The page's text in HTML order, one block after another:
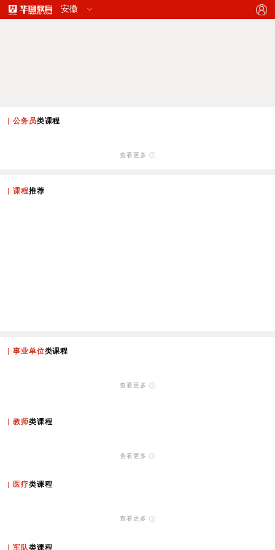
公务员类课程
查看更多
课程推荐
事业单位类课程
查看更多
教师类课程
查看更多
医疗类课程
查看更多
军队类课程